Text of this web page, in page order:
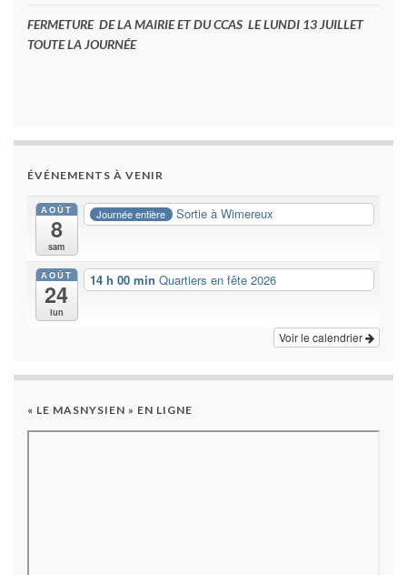
FERMETURE DE LA MAIRIE ET DU CCAS LE LUNDI 13 JUILLET
TOUTE LA JOURNÉE
ÉVÉNEMENTS À VENIR
AOÛT
8
sam
Journée entière Sortie à Wimereux
AOÛT
24
lun
14 h 00 min Quartiers en fête 2026
Voir le calendrier
« LE MASNYSIEN » EN LIGNE